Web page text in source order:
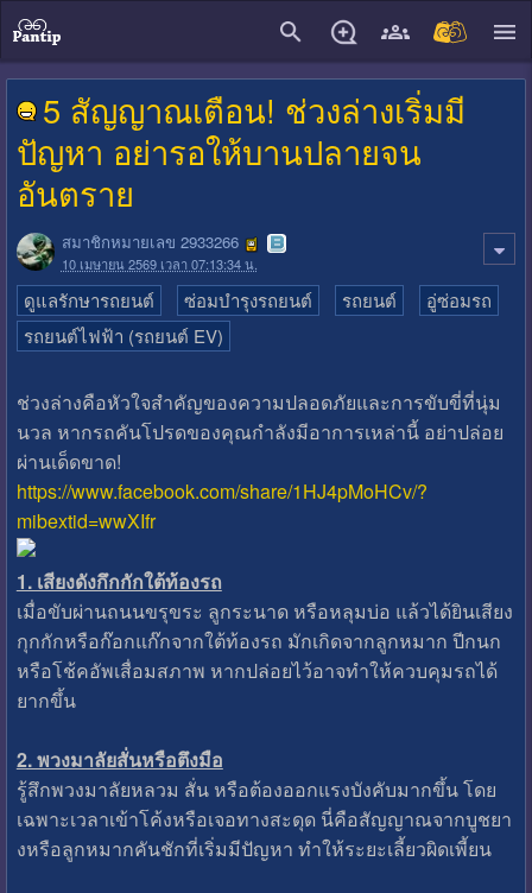
5 สัญญาณเตือน! ช่วงล่างเริ่มมี
ปัญหา อย่ารอให้บานปลายจน
อันตราย
สมาชิกหมายเลข 2933266
10 เมษายน 2569 เวลา 07:13:34 น.
ดูแลรักษารถยนต์ ซ่อมบำรุงรถยนต์ รถยนต์
อู่ซ่อมรถ
รถยนต์ไฟฟ้า (รถยนต์ EV)
ช่วงล่างคือหัวใจสำคัญของความปลอดภัยและการขับขี่ที่นุ่ม
นวล หากรถคันโปรดของคุณกำลังมีอาการเหล่านี้ อย่าปล่อย
ผ่านเด็ดขาด!
https://www.facebook.com/share/1HJ4pMoHCv/?
mibextid=wwXIfr
1. เสียงดังกึกกักใต้ท้องรถ
เมื่อขับผ่านถนนขรุขระ ลูกระนาด หรือหลุมบ่อ แล้วได้ยินเสียง
กุกกักหรือก๊อกแก๊กจากใต้ท้องรถ มักเกิดจากลูกหมาก ปีกนก
หรือโช้คอัพเสื่อมสภาพ หากปล่อยไว้อาจทำให้ควบคุมรถได้
ยากขึ้น
2. พวงมาลัยสั่นหรือตึงมือ
รู้สึกพวงมาลัยหลวม สั่น หรือต้องออกแรงบังคับมากขึ้น โดย
เฉพาะเวลาเข้าโค้งหรือเจอทางสะดุด นี่คือสัญญาณจากบูชยา
งหรือลูกหมากคันชักที่เริ่มมีปัญหา ทำให้ระยะเลี้ยวผิดเพี้ยน
close